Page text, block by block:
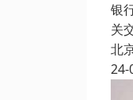
银
关
北
24-